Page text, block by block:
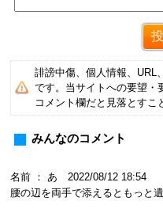
誹謗中傷、個人情報、URL
です。当サイトへの要望・
コメント欄だと見落とすこ
みんなのコメント
名前 ： あ 2022/08/12 18:54
腰の辺を両手で添えるともっと